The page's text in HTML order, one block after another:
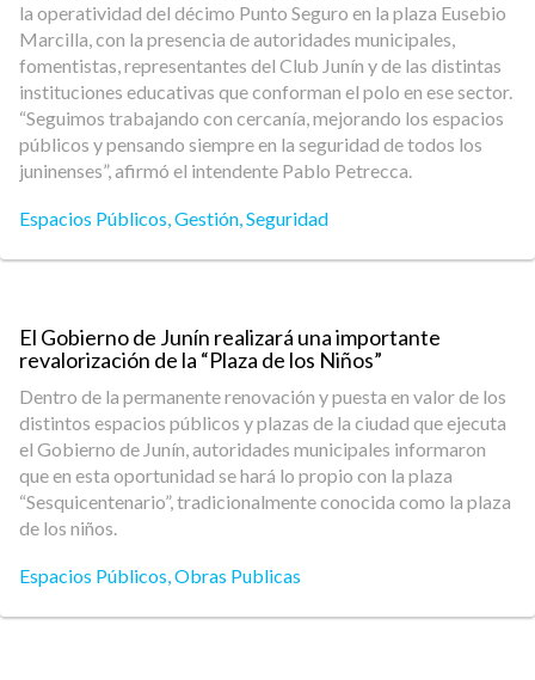
la operatividad del décimo Punto Seguro en la plaza Eusebio
Marcilla, con la presencia de autoridades municipales,
fomentistas, representantes del Club Junín y de las distintas
instituciones educativas que conforman el polo en ese sector.
“Seguimos trabajando con cercanía, mejorando los espacios
públicos y pensando siempre en la seguridad de todos los
juninenses”, afirmó el intendente Pablo Petrecca.
Espacios Públicos,Gestión,Seguridad
El Gobierno de Junín realizará una importante
revalorización de la “Plaza de los Niños”
Dentro de la permanente renovación y puesta en valor de los
distintos espacios públicos y plazas de la ciudad que ejecuta
el Gobierno de Junín, autoridades municipales informaron
que en esta oportunidad se hará lo propio con la plaza
“Sesquicentenario”, tradicionalmente conocida como la plaza
de los niños.
Espacios Públicos,Obras Publicas